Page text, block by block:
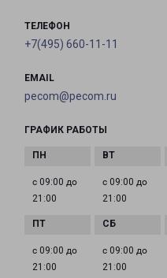
ТЕЛЕФОН
+7(495) 660-11-11
EMAIL
pecom@pecom.ru
ГРАФИК РАБОТЫ
с 09:00 до
21:00
с 09:00 до
21:00
с 09:00 до
21:00
с 09:00 до
21:00